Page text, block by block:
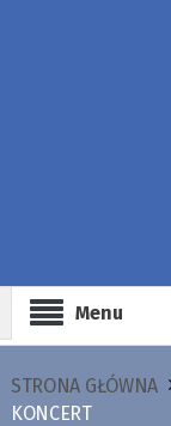
Menu
STRONA GŁÓWNA
KONCERT